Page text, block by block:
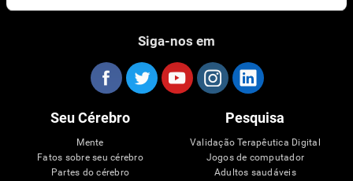
Siga-nos em
Seu Cérebro
Mente
Fatos sobre seu cérebro
Partes do cérebro
Pesquisa
Validação Terapêutica Digital
Jogos de computador
Adultos saudáveis